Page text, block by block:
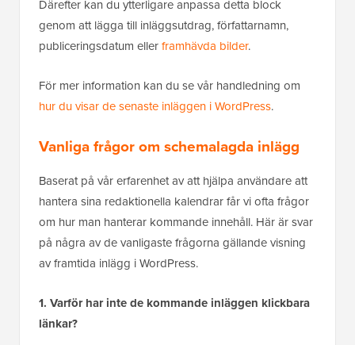
Därefter kan du ytterligare anpassa detta block
genom att lägga till inläggsutdrag, författarnamn,
publiceringsdatum ellerframhävda bilder.
För mer information kan du se vår handledning om
hur du visar de senaste inläggen i WordPress.
Vanliga frågor om schemalagda inlägg
Baserat på vår erfarenhet av att hjälpa användare att
hantera sina redaktionella kalendrar får vi ofta frågor
om hur man hanterar kommande innehåll. Här är svar
på några av de vanligaste frågorna gällande visning
av framtida inlägg i WordPress.
1. Varför har inte de kommande inläggen klickbara
länkar?